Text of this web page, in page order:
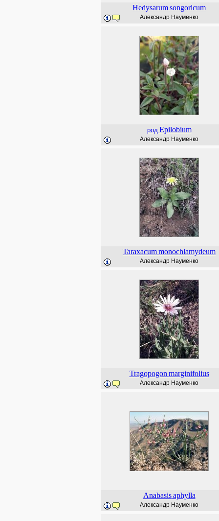
Hedysarumsongoricum
Александр Науменко
род Epilobium
Александр Науменко
Taraxacummonochlamydeum
Александр Науменко
Tragopogon marginifolius
Александр Науменко
Anabasis aphylla
Александр Науменко